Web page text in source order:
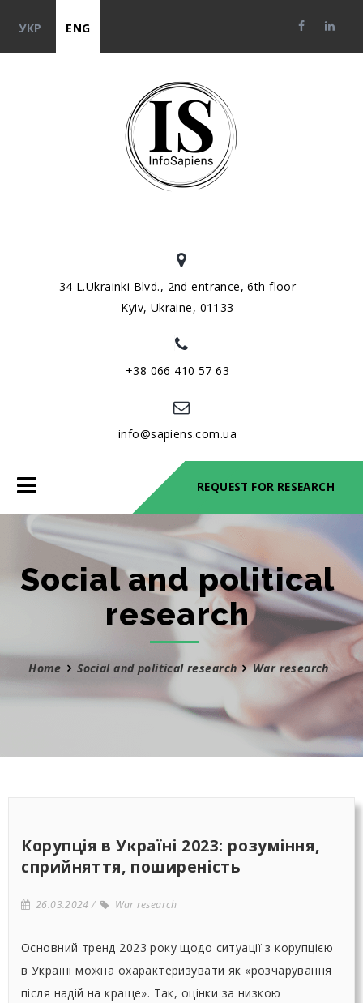
УКР ENG
34 L.Ukrainki Blvd., 2nd entrance, 6th floor
Kyiv, Ukraine, 01133
+38 066 410 57 63
info@sapiens.com.ua
Toggle
navigation
REQUEST FOR RESEARCH
Social and political
research
Home Social and political research War research
Корупція в Україні 2023: розуміння,
сприйняття, поширеність
26.03.2024 War research
Основний тренд 2023 року щодо ситуації з корупцією
в Україні можна охарактеризувати як «розчарування
після надій на краще». Так, оцінки за низкою